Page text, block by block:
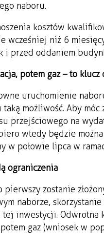
naboru.
kosztów
wcześniej niż 6
i przed oddaniem
potem gaz – to klucz
uruchomienie
możliwość. Aby
przejściowego na
wtedy będzie
w połowie lipca w
ograniczenia
zostanie
naborze,
inwestycji.
gaz (wniosek w